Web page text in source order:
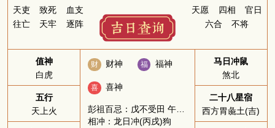
天吏
致死
血支
往亡
天牢 逐阵
天愿
四相
官日
六合
不将
值神
白虎
五行
天上火
财 财神 福 福神
喜 喜神
彭祖百忌：戊不受田 午不苫盖
相冲：龙日冲(丙戌)狗
马日冲鼠
煞北
二十八星宿
西方胃彘土(吉)